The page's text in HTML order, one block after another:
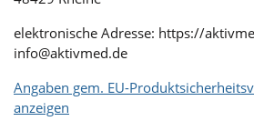
elektronische Adresse: https://
info@aktivmed.de
Angaben gem. EU-
anzeigen